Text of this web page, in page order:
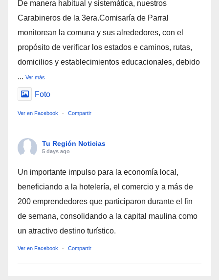
De manera habitual y sistemática, nuestros
Carabineros de la 3era.Comisaría de Parral
monitorean la comuna y sus alrededores, con el
propósito de verificar los estados e caminos, rutas,
domicilios y establecimientos educacionales, debido
... Ver más
Foto
Ver en Facebook · Compartir
Tu Región Noticias
5 days ago
Un importante impulso para la economía local,
beneficiando a la hotelería, el comercio y a más de
200 emprendedores que participaron durante el fin
de semana, consolidando a la capital maulina como
un atractivo destino turístico.
Ver en Facebook · Compartir